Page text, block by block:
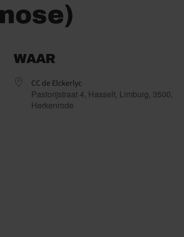
WAAR
CC de Elckerlyc
Pastorijstraat 4, Hasselt, Limburg, 3500,
Herkenrode